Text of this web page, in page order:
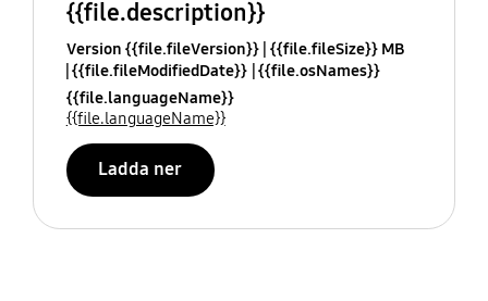
{{file.description}}
Version {{file.fileVersion}} {{file.fileSize}} MB
{{file.fileModifiedDate}} {{file.osNames}}
{{file.languageName}}
{{file.languageName}}
Ladda ner